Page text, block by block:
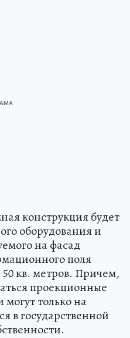
конструкция будет
оборудования и
на фасад
поля
50 кв. метров. Причем,
проекционные
только на
в государственной